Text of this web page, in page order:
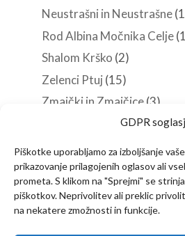
GDPR
Piškotke uporabljamo za izboljšanje
prikazovanje prilagojenih oglasov ali
prometa. S klikom na "Sprejmi" se
piškotkov. Neprivolitev ali preklic
na nekatere zmožnosti in funkcije.
Neustrašni in Neustrašne
Rod Albina Močnika Celje
Shalom Krško (2)
Zelenci Ptuj (15)
Zmajčki in Zmajčice(3)
Stezosledci
Veščine in spretnosti(38)